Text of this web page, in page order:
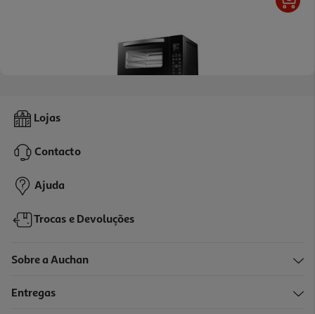
Mini Forno Qilive Q.6279 Preto Digital 46l 2000w
99,99 €
Lojas
Contacto
Ajuda
Trocas e Devoluções
Sobre a Auchan
Entregas